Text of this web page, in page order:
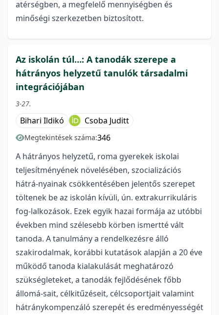
atérségben, a megfelelő mennyiségben és
minőségi szerkezetben biztosított.
Az iskolán túl…: A tanodák szerepe a
hátrányos helyzetű tanulók társadalmi
integrációjában
3-27.
Bihari Ildikó Csoba Juditt
Megtekintések száma:346
A hátrányos helyzetű, roma gyerekek iskolai
teljesítményének növelésében, szocializációs
hátrá-nyainak csökkentésében jelentős szerepet
töltenek be az iskolán kívüli, ún. extrakurrikuláris
fog-lalkozások. Ezek egyik hazai formája az utóbbi
években mind szélesebb körben ismertté vált
tanoda. A tanulmány a rendelkezésre álló
szakirodalmak, korábbi kutatások alapján a 20 éve
működő tanoda kialakulását meghatározó
szükségleteket, a tanodák fejlődésének főbb
állomá-sait, célkitűzéseit, célcsoportjait valamint
hátránykompenzáló szerepét és eredményességét